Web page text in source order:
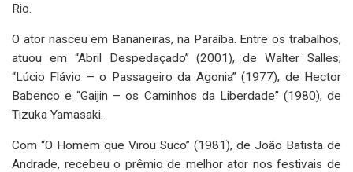
Rio.
O ator nasceu em Bananeiras, na Paraíba. Entre os trabalhos,
atuou em “Abril Despedaçado” (2001), de Walter Salles;
“Lúcio Flávio – o Passageiro da Agonia” (1977), de Hector
Babenco e “Gaijin – os Caminhos da Liberdade” (1980), de
Tizuka Yamasaki.
Com “O Homem que Virou Suco” (1981), de João Batista de
Andrade, recebeu o prêmio de melhor ator nos festivais de